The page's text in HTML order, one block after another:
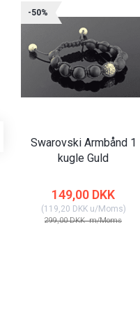
-50%
Swarovski Armbånd 1
kugle Guld
149,00 DKK
(119,20 DKKu/Moms)
299,00 DKKm/Moms